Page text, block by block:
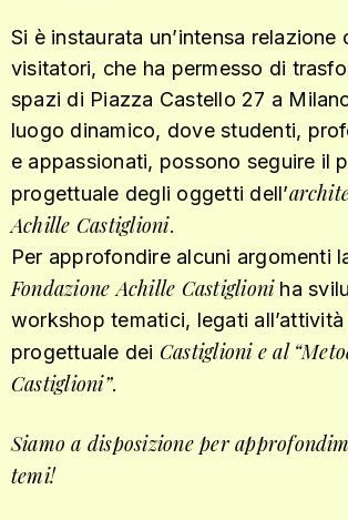
Si è instaurata un’intensa relazione
visitatori, che ha permesso di
spazi di Piazza Castello 27 a
luogo dinamico, dove studenti,
e appassionati, possono seguire il
progettuale degli oggetti dell’
Achille Castiglioni.
Per approfondire alcuni argomenti
Fondazione Achille Castiglioniha
workshop tematici, legati all’attività
progettuale dei Castiglioni e al
Castiglioni”.
Siamo a disposizione per
temi!